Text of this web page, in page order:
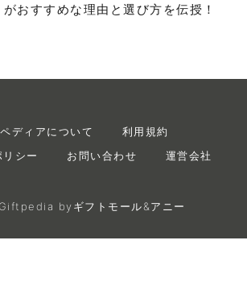
がおすすめな理由と選び方を伝授！
ディアについて
利用規約
シー
お問い合わせ 運営会社
Giftpedia byギフトモール&アニー